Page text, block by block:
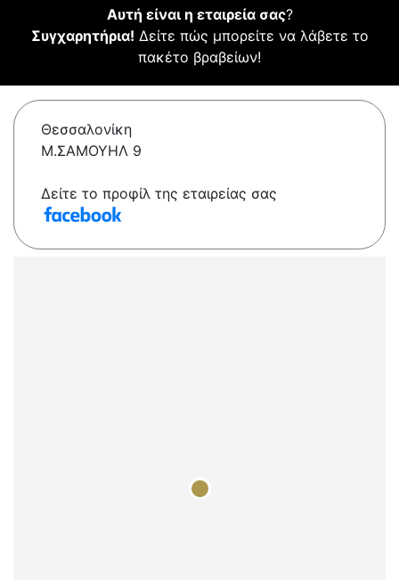
Αυτή είναι η εταιρεία σας?
Συγχαρητήρια! Δείτε πώς μπορείτε να λάβετε το
πακέτο βραβείων!
Θεσσαλονίκη
Μ.ΣΑΜΟΥΗΛ 9
Δείτε το προφίλ της εταιρείας σας